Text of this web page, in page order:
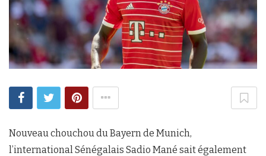
Nouveau chouchou du Bayern de Munich,
l’international Sénégalais Sadio Mané sait également